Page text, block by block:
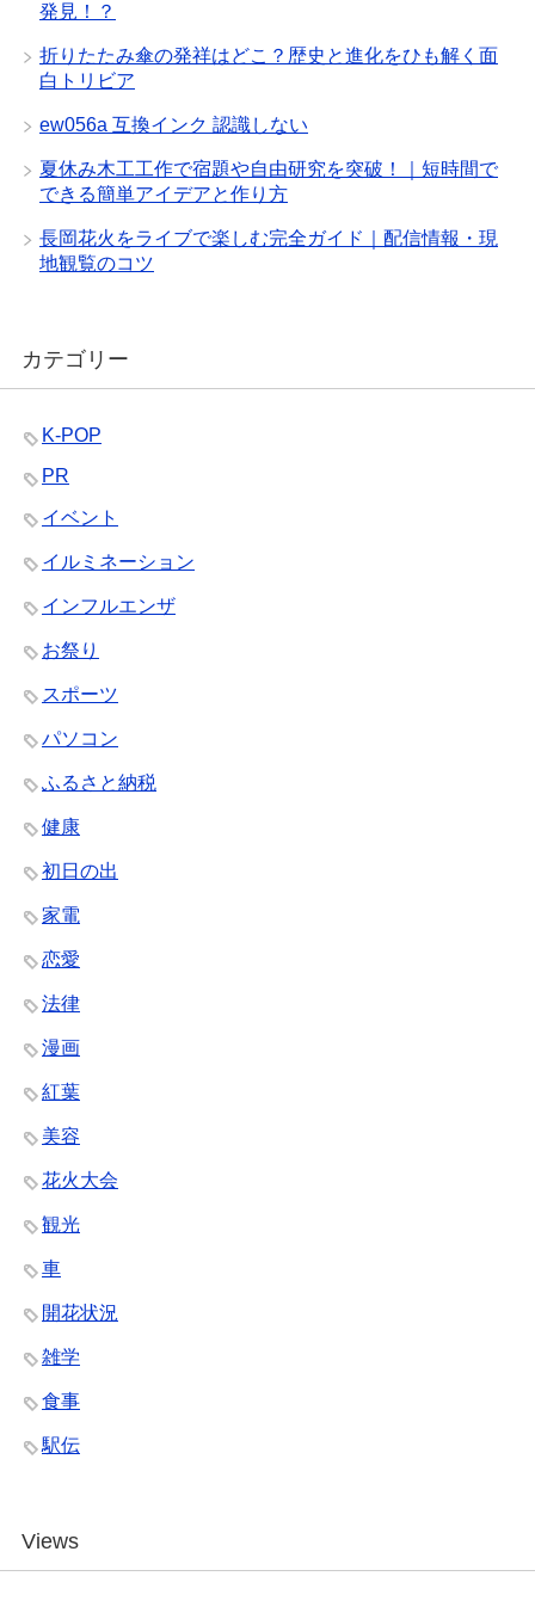
発見！？
折りたたみ傘の発祥はどこ？歴史と進化をひも解く面
白トリビア
ew056a 互換インク 認識しない
夏休み木工工作で宿題や自由研究を突破！｜短時間で
できる簡単アイデアと作り方
長岡花火をライブで楽しむ完全ガイド｜配信情報・現
地観覧のコツ
カテゴリー
K-POP
PR
イベント
イルミネーション
インフルエンザ
お祭り
スポーツ
パソコン
ふるさと納税
健康
初日の出
家電
恋愛
法律
漫画
紅葉
美容
花火大会
観光
車
開花状況
雑学
食事
駅伝
Views